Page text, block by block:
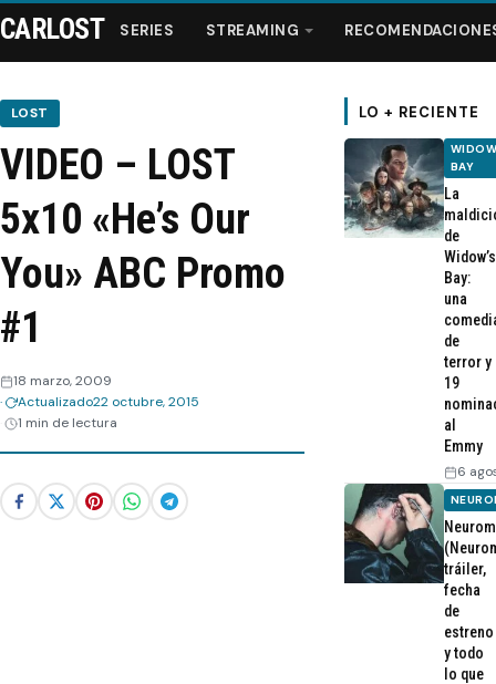
Series
Streaming
Recomendaciones
Webisodios
CARLOST SERIES STREAMING
LOST
VIDEO – LOST
5x10 «He’s Our
You» ABC Promo
#1
18 marzo, 2009
Actualizado22 octubre, 2015
1 min de lectura
LO + RECIENTE
BAY
La
de
Widow’s
Bay:
una
de
terror y
19
al
Emmy
6
tráiler,
fecha
de
estreno
y todo
lo que